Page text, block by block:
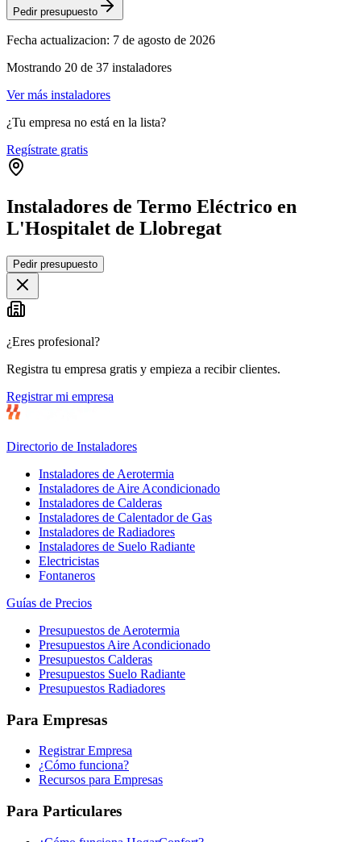
Pedir presupuesto
Fecha actualizacion: 7 de agosto de 2026
Mostrando 20 de 37 instaladores
Ver más instaladores
¿Tu empresa no está en la lista?
Regístrate gratis
Instaladores de Termo Eléctrico en
L'Hospitalet de Llobregat
+
−
Pedir presupuesto
¿Eres profesional?
Registra tu empresa gratis y empieza a recibir clientes.
Registrar mi empresa
Directorio de Instaladores
Instaladores de Aerotermia
Instaladores de Aire Acondicionado
Instaladores de Calderas
Instaladores de Calentador de Gas
Instaladores de Radiadores
Instaladores de Suelo Radiante
Electricistas
Fontaneros
Guías de Precios
Presupuestos de Aerotermia
Presupuestos Aire Acondicionado
Presupuestos Calderas
Presupuestos Suelo Radiante
Presupuestos Radiadores
Para Empresas
Registrar Empresa
¿Cómo funciona?
Recursos para Empresas
Para Particulares